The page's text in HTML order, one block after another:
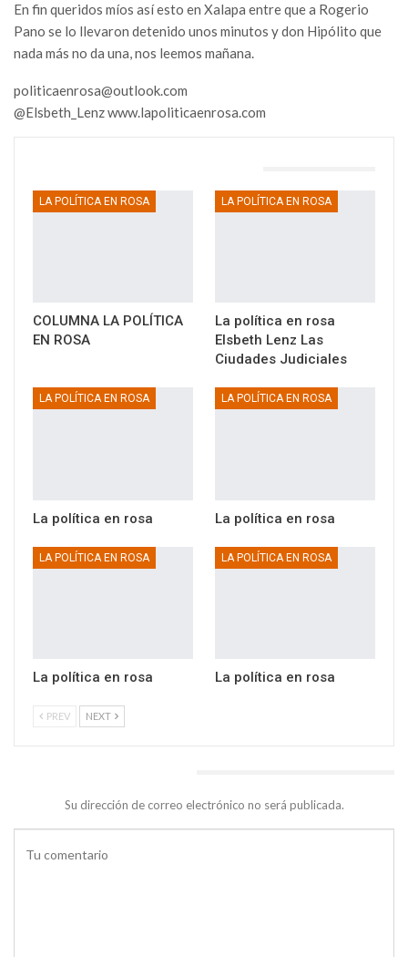
En fin queridos míos así esto en Xalapa entre que a Rogerio
Pano se lo llevaron detenido unos minutos y don Hipólito que
nada más no da una, nos leemos mañana.
politicaenrosa@outlook.com
@Elsbeth_Lenz www.lapoliticaenrosa.com
LA POLÍTICA EN ROSA
COLUMNA LA POLÍTICA
EN ROSA
LA POLÍTICA EN ROSA
La política en rosa
Elsbeth Lenz Las
Ciudades Judiciales
LA POLÍTICA EN ROSA
La política en rosa
LA POLÍTICA EN ROSA
La política en rosa
LA POLÍTICA EN ROSA
La política en rosa
LA POLÍTICA EN ROSA
La política en rosa
PREV NEXT
Su dirección de correo electrónico no será publicada.